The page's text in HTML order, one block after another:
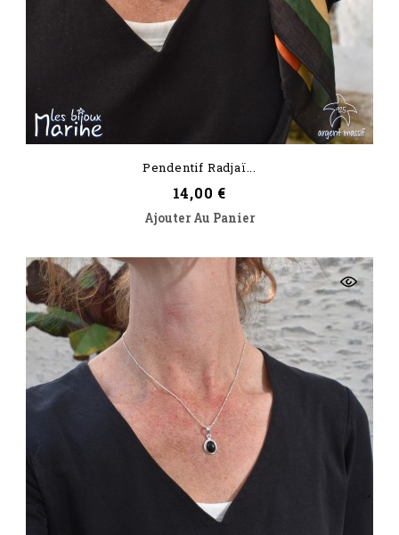
Pendentif Radjaï...
Prix
14,00 €
Ajouter Au Panier